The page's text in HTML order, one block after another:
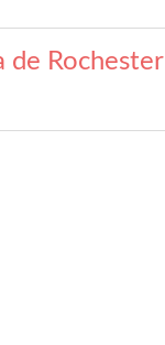
de